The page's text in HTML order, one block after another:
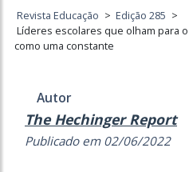
Revista Educação > Edição 285 >
Líderes escolares que olham para
como uma constante
Autor
The Hechinger Report
Publicado em 02/06/2022